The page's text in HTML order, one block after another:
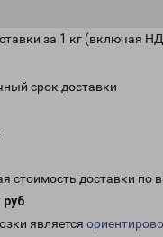
за 1 кг (включая
срок доставки
стоимость доставки по
руб.
является